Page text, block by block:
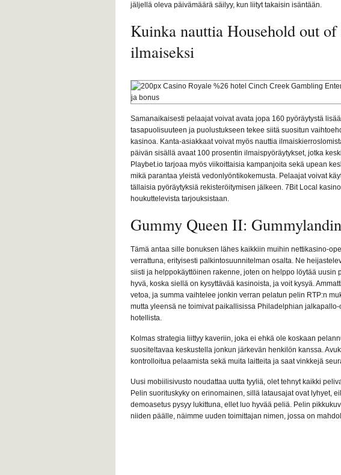
jäljellä oleva päivämäärä säilyy, kun liityt takaisin isäntään.
Kuinka nauttia Household out
ilmaiseksi
Samanaikaisesti pelaajat voivat avata jopa 160 pyöräytystä
tasapuolisuuteen ja puolustukseen tekee siitä suositun
kasinoa. Kanta-asiakkaat voivat myös nauttia
päivän sisällä avaat 100 prosentin ilmaispyöräytykset, jotka
Playbet.io tarjoaa myös viikoittaisia ​​kampanjoita sekä upean
mikä parantaa yleistä vedonlyöntikokemusta. Pelaajat voivat
tällaisia ​​pyöräytyksiä rekisteröitymisen jälkeen. 7Bit Local
houkuttelevista tarjouksistaan.
Gummy Queen II:
Tämä antaa sille bonuksen lähes kaikkiin muihin nettikasino-
verrattuna, erityisesti palkintosuunnitelman osalta. Ne
siisti ja helppokäyttöinen rakenne, joten on helppo löytää uusin
hyvä, koska siellä on kysyttävää kasinoista, ja voit kysyä.
vetoa, ja summa vaihtelee jonkin verran pelatun pelin RTP:n
mutta yleensä ne toimivat paikallisissa Philadelphian
hotellista.
Kolmas strategia liittyy kaveriin, joka ei ehkä ole koskaan
suositeltavaa keskustella jonkun järkevän henkilön kanssa.
kontrolloitua pelaamista sekä muita laitteita ja saat vinkkejä
Uusi mobiilisivusto noudattaa uutta tyyliä, olet tehnyt kaikki
Pelin suorituskyky on erinomainen, sillä latausajat ovat lyhyet,
demoasetus pysyy lukittuna, ellet luo hyvää peliä. Pelin
niiden päälle, näimme uuden toimittajan nimen, jossa on